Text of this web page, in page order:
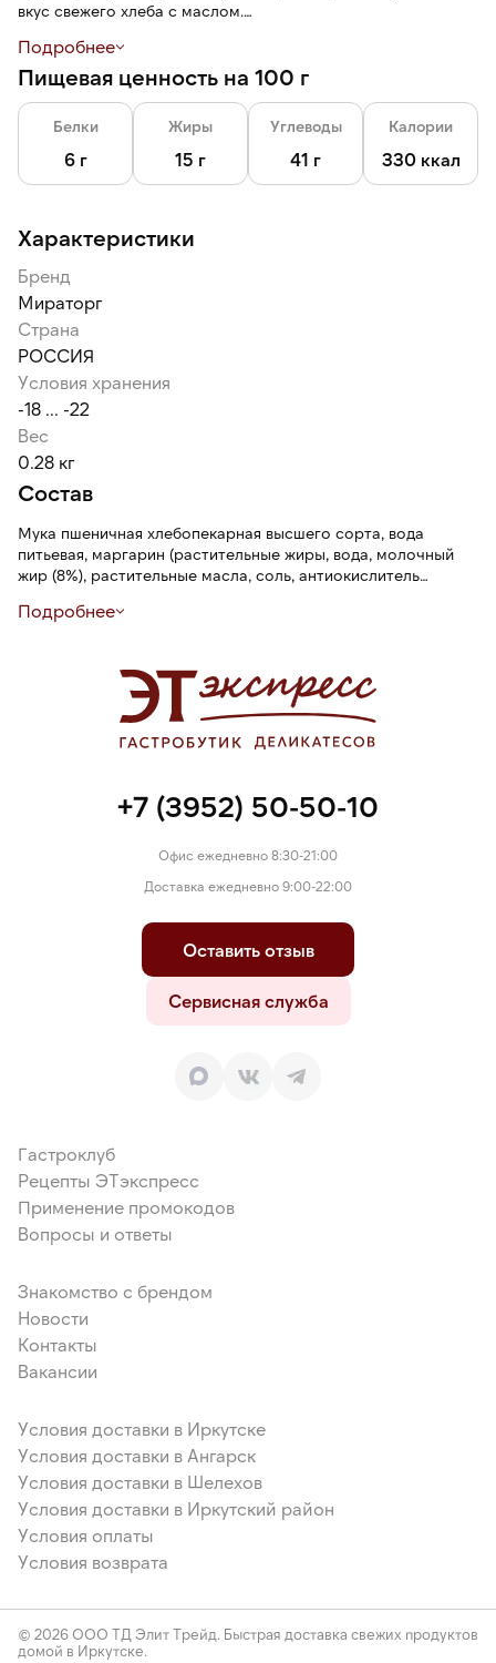
вкус свежего хлеба с маслом.
Выпекайте в течение 15–20 минут, предварительно
размораживать не надо.
Подробнее
Пищевая ценность на 100 г
Белки
6 г
Жиры
15 г
Углеводы
41 г
Калории
330 ккал
Характеристики
Бренд
Мираторг
Страна
РОССИЯ
Условия хранения
-18 ... -22
Вес
0.28 кг
Состав
Мука пшеничная хлебопекарная высшего сорта, вода
питьевая, маргарин (растительные жиры, вода, молочный
жир (8%), растительные масла, соль, антиокислитель
каротин), сахар, дрожжи хлебопекарные прессованные,
консервант – сорбат калия, натуральные красители: аннато,
куркумин), улучшитель хлебопекарный (пшеничная мука,
глюкоза, пшеничная клейковина, аскорбиновая кислота). На
предприятии используются продукты переработки молока,
Подробнее
+7 (3952) 50-50-10
Офис ежедневно 8:30-21:00
Доставка ежедневно 9:00-22:00
Оставить отзыв
Сервисная служба
Гастроклуб
Рецепты ЭТэкспресс
Применение промокодов
Вопросы и ответы
Знакомство с брендом
Новости
Контакты
Вакансии
Условия доставки в Иркутске
Условия доставки в Ангарск
Условия доставки в Шелехов
Условия доставки в Иркутский район
Условия оплаты
Условия возврата
© 2026 ООО ТД Элит Трейд. Быстрая доставка свежих продуктов
домой в Иркутске.